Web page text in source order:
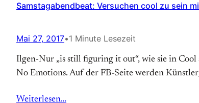
Samstagabendbeat: Versuchen cool zu sein
Mai 27, 2017•1 Minute Lesezeit
Ilgen-Nur „is still figuring it out“, wie sie in Cool
No Emotions. Auf der FB-Seite werden
Weiterlesen…